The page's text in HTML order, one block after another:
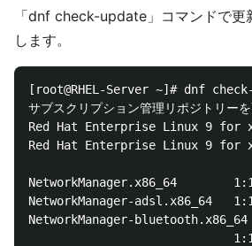
「dnf check-update」コマンドで更
します。
[root@RHEL-Server ~]# dnf
サブスクリプション管理リポジトリーを
Red Hat Enterprise Linux 9 for
Red Hat Enterprise Linux 9 for
NetworkManager.x86_64
NetworkManager-adsl.x86_64
NetworkManager-bluetooth.x86_64